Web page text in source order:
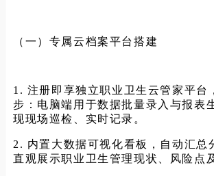
（一）专属云档案平台搭建
1. 注册即享独立职业卫生云管家平台
步：电脑端用于数据批量录入与报表
现现场巡检、实时记录。
2. 内置大数据可视化看板，自动汇总
直观展示职业卫生管理现状、风险点